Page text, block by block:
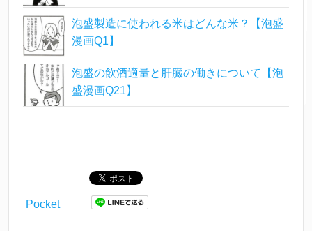
泡盛製造に使われる米はどんな米？【泡盛
漫画Q1】
泡盛の飲酒適量と肝臓の働きについて【泡
盛漫画Q21】
Pocket